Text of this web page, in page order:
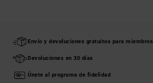
Envío y devoluciones gratuitos para miembros
Devoluciones en 30 días
Únete al programa de fidelidad